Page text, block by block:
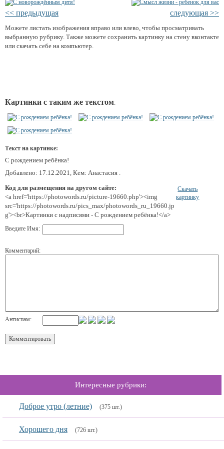
<< предыдущая следующая >>
Можете листать изображения вправо или влево, чтобы просматривать
выбранную рубрику. Также можете сохранить картинку на стену вконтакте
или скачать себе на компьютер.
Картинки с таким же текстом:
Текст на картинке:
С рождением ребёнка!
Добавлено: 17.12.2021, Кем: Анастасия .
Код для размещения на другом сайте:
<a href='https://photowords.ru/picture-19660.php'><img
src='https://photowords.ru/pics_max/photowords_ru_19660.jp
g'><br>Картинки с надписями - С рождением ребёнка!</a>
Скачать
картинку
Введите Имя:
Комментарий:
Антиспам:
Интересные рубрики:
Доброе утро (летние) (375 шт.)
Хорошего дня (726 шт.)